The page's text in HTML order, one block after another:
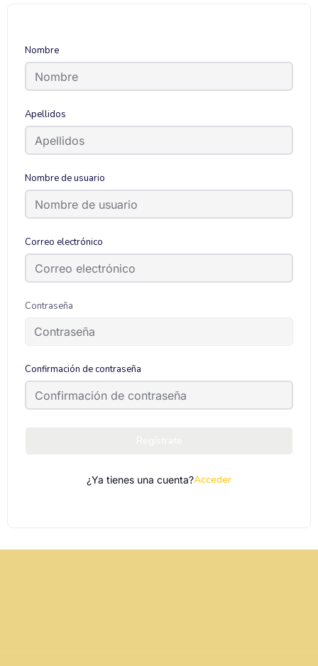
Nombre
Apellidos
Nombre de usuario
Correo electrónico
Contraseña
Confirmación de contraseña
¿Ya tienes una cuenta?Acceder